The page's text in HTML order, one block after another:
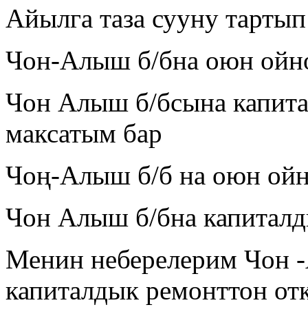
Айылга таза сууну
Чон-Алыш б/бна оюн
Чон Алыш б/бсына
максатым бар
Чоң-Алыш б/б на оюн
Чон Алыш б/бна
Менин неберелерим Чон
капиталдык ремонттон